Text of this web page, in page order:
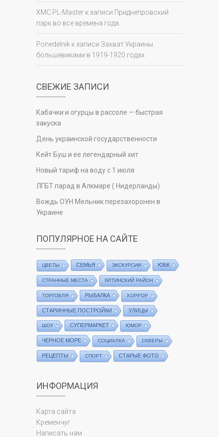
XMC.PL-Master к записи Приднепровский
парк во все времена года.
Ponedelnik к записи Захват Украины
большевиками в 1919-1920 годах
СВЕЖИЕ ЗАПИСИ
Кабачки и огурцы в рассоле — быстрая
закуска
День украинской государственности
Кейт Буш и ее легендарный хит
Новый тариф на воду с 1 июля
ЛГБТ парад в Алкмаре ( Нидерланды)
Вождь ОУН Мельник перезахоронен в
Украине
ПОПУЛЯРНОЕ НА САЙТЕ
ЦВЕТЫ СЕМЬЯ ЭКСКУРСИИ ЮБК
СТРАННЫЕ МЕСТА ЯЛТИНСКИЙ РАЙОН
ТОРГОВЛЯ РЫБАЛКА ХОРРОР
СТАРИННЫЕ ПОСТРОЙКИ УЛИЦЫ
ШОУ СУПЕРМАРКЕТ ЮМОР
ЧЕРНОЕ МОРЕ СОЦИАЛКА СКВЕРЫ
РЕЦЕПТЫ СПОРТ СТАРЫЕ ФОТО
ИНФОРМАЦИЯ
Карта сайта
Кременчуг
Написать нам